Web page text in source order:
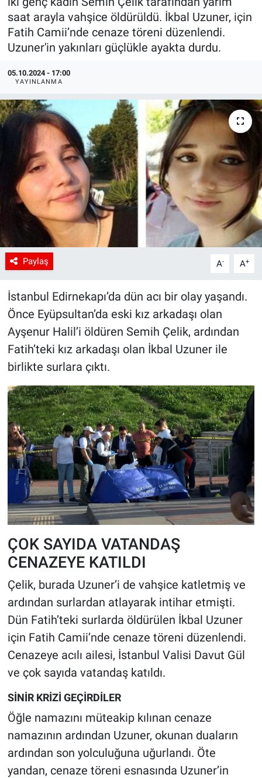
saat arayla vahşice öldürüldü. İkbal Uzuner, için
Fatih Camii’nde cenaze töreni düzenlendi.
Uzuner'in yakınları güçlükle ayakta durdu.
05.10.2024 - 17:00
YAYINLANMA
Paylaş A- A+
İstanbul Edirnekapı’da dün acı bir olay yaşandı.
Önce Eyüpsultan’da eski kız arkadaşı olan
Ayşenur Halil’i öldüren Semih Çelik, ardından
Fatih’teki kız arkadaşı olan İkbal Uzuner ile
birlikte surlara çıktı.
ÇOK SAYIDA VATANDAŞ
CENAZEYE KATILDI
Çelik, burada Uzuner’i de vahşice katletmiş ve
ardından surlardan atlayarak intihar etmişti.
Dün Fatih’teki surlarda öldürülen İkbal Uzuner
için Fatih Camii’nde cenaze töreni düzenlendi.
Cenazeye acılı ailesi, İstanbul Valisi Davut Gül
ve çok sayıda vatandaş katıldı.
SİNİR KRİZİ GEÇİRDİLER
Öğle namazını müteakip kılınan cenaze
namazının ardından Uzuner, okunan duaların
ardından son yolculuğuna uğurlandı. Öte
yandan, cenaze töreni esnasında Uzuner’in